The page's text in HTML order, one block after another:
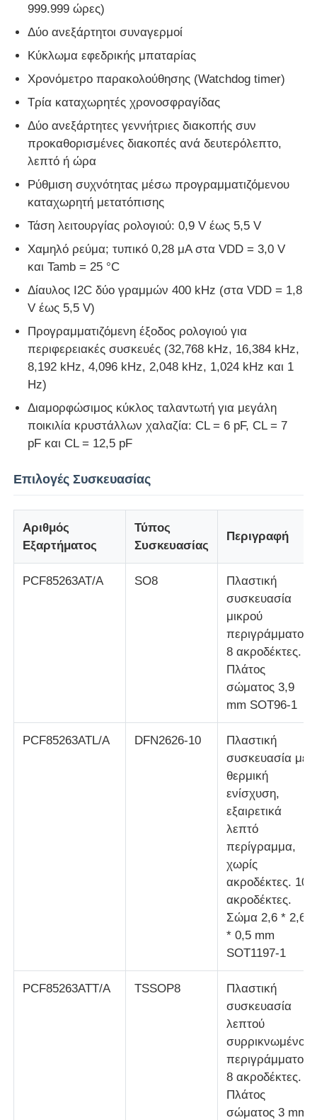
Μονάδα μικροελεγκτών MCU
Σύστημα SOC σε τσιπ
MPU IC
ΚΑΠΚΑΠΚΑ
Ανιχνευτής θερμότητας υπέρυθρου
Τσιπ ολοκληρωμένου κυκλώματος DSP
Τσιπ μνήμης DRAM
eeprom τσιπ
Τσιπ SRAM
Χωρίς φλας
Κύκλωμα διακόπτη EPROM
UART IC
Ενοποιημένα κυκλώματα ραδιοκυμάτων
999.999 ώρες)
Δύο ανεξάρτητοι συναγερμοί
Κύκλωμα εφεδρικής μπαταρίας
Χρονόμετρο παρακολούθησης (Watchdog timer)
Τρία καταχωρητές χρονοσφραγίδας
Δύο ανεξάρτητες γεννήτριες διακοπής συν
προκαθορισμένες διακοπές ανά δευτερόλεπτο,
λεπτό ή ώρα
Ρύθμιση συχνότητας μέσω προγραμματιζόμενου
καταχωρητή μετατόπισης
Τάση λειτουργίας ρολογιού: 0,9 V έως 5,5 V
Χαμηλό ρεύμα; τυπικό 0,28 μA στα VDD = 3,0 V
και Tamb = 25 °C
Δίαυλος I2C δύο γραμμών 400 kHz (στα VDD = 1,8
V έως 5,5 V)
Προγραμματιζόμενη έξοδος ρολογιού για
περιφερειακές συσκευές (32,768 kHz, 16,384 kHz,
8,192 kHz, 4,096 kHz, 2,048 kHz, 1,024 kHz και 1
Hz)
Διαμορφώσιμος κύκλος ταλαντωτή για μεγάλη
ποικιλία κρυστάλλων χαλαζία: CL = 6 pF, CL = 7
pF και CL = 12,5 pF
Επιλογές Συσκευασίας
Αριθμός
Εξαρτήματος
Τύπος
Συσκευασίας
Περιγραφή
PCF85263AT/A SO8
Πλαστική
συσκευασία
μικρού
περιγράμματος.
8 ακροδέκτες.
Πλάτος
σώματος 3,9
mm SOT96-1
PCF85263ATL/A DFN2626-10
Πλαστική
συσκευασία με
θερμική
ενίσχυση,
εξαιρετικά
λεπτό
περίγραμμα,
χωρίς
ακροδέκτες. 10
ακροδέκτες.
Σώμα 2,6 * 2,6
* 0,5 mm
SOT1197-1
PCF85263ATT/A TSSOP8
Πλαστική
συσκευασία
λεπτού
συρρικνωμένου
περιγράμματος.
8 ακροδέκτες.
Πλάτος
σώματος 3 mm